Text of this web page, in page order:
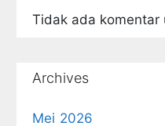
Tidak ada komentar
Archives
Mei 2026